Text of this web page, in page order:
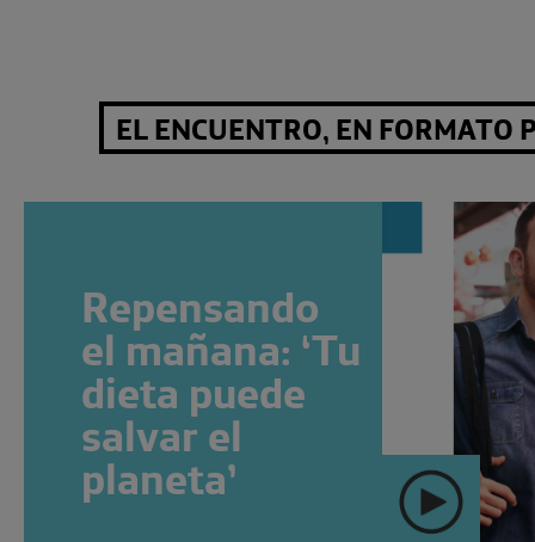
EL ENCUENTRO, EN FORMATO
Repensando
el mañana: ‘Tu
dieta puede
salvar el
planeta’